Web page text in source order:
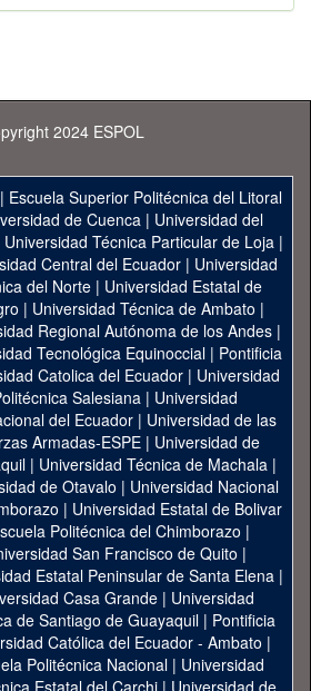
2024 ESPOL
Escuela Superior Politécnica del Litoral
de Cuenca| Universidad del
Universidad Técnica Particular de Loja|
Central del Ecuador| Universidad
del Norte | Universidad Estatal de
| Universidad Técnica de Ambato |
Regional Autónoma de los Andes|
Tecnológica Equinoccial| Pontificia
Catolica del Ecuador | Universidad
Salesiana | Universidad
del Ecuador | Universidad de las
Armadas-ESPE | Universidad de
| Universidad Técnica de Machala|
de Otavalo | Universidad Nacional
| Universidad Estatal de Bolivar
Politécnica del Chimborazo |
San Francisco de Quito |
Estatal Peninsular de Santa Elena|
Casa Grande | Universidad
de Santiago de Guayaquil| Pontificia
Católica del Ecuador - Ambato |
Politécnica Nacional| Universidad
Estatal del Carchi| Universidad de